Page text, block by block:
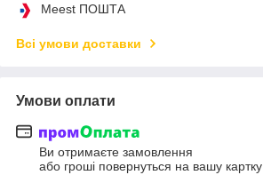
Meest ПОШТА
Всі умови доставки
Умови оплати
Ви отримаєте замовлення
або гроші повернуться на вашу картку